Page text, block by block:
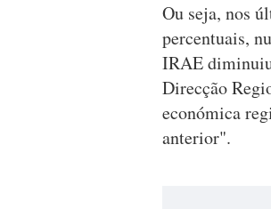
Ou seja, nos
percentuais,
IRAE
Direcção
económica
anterior".